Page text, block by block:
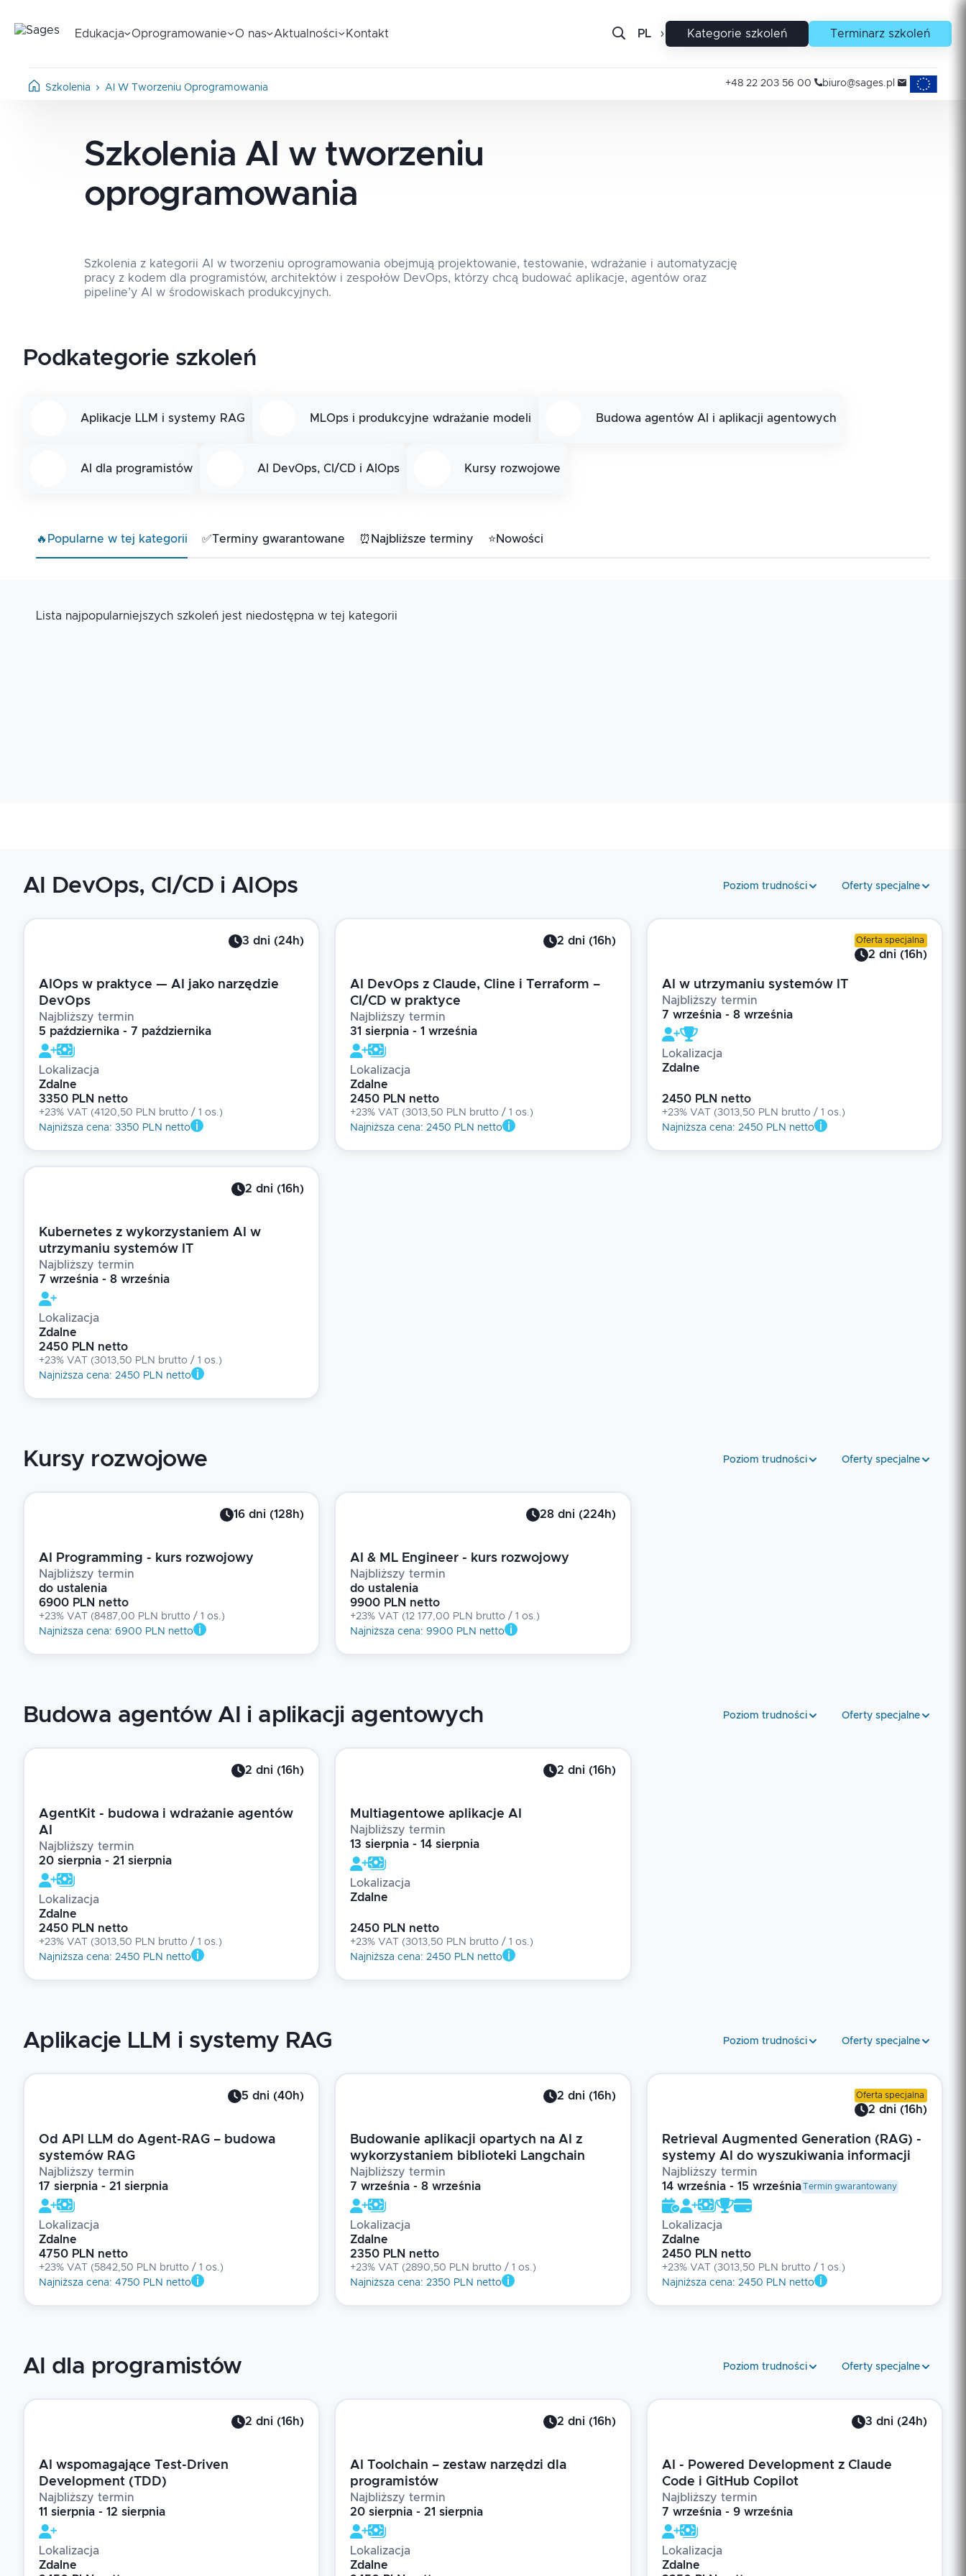
Edukacja Oprogramowanie O nas Aktualności Kontakt PL EN Kategorie szkoleń Terminarz szkoleń
Szkolenia AI W Tworzeniu Oprogramowania +48 22 203 56 00 biuro@sages.pl Projekty
Szkolenia AI w tworzeniu
oprogramowania
Szkolenia z kategorii AI w tworzeniu oprogramowania obejmują projektowanie, testowanie, wdrażanie i automatyzację
pracy z kodem dla programistów, architektów i zespołów DevOps, którzy chcą budować aplikacje, agentów oraz
pipeline’y AI w środowiskach produkcyjnych.
Podkategorie szkoleń
Aplikacje LLM i systemy RAG MLOps i produkcyjne wdrażanie modeli Budowa agentów AI i aplikacji agentowych
AI dla programistów AI DevOps, CI/CD i AIOps Kursy rozwojowe
🔥 Popularne w tej kategorii ✅Terminy gwarantowane ⏰ Najbliższe terminy ⭐ Nowości
Lista najpopularniejszych szkoleń jest niedostępna w tej kategorii
AI DevOps, CI/CD i AIOps Poziom trudności Oferty specjalne
3 dni (24h)
AIOps w praktyce — AI jako narzędzie
DevOps
Najbliższy termin
5 października - 7 października
Lokalizacja
Zdalne
3350 PLN netto
+23% VAT (4120,50 PLN brutto / 1 os.)
Najniższa cena: 3350 PLN netto
2 dni (16h)
AI DevOps z Claude, Cline i Terraform –
CI/CD w praktyce
Najbliższy termin
31 sierpnia - 1 września
Lokalizacja
Zdalne
2450 PLN netto
+23% VAT (3013,50 PLN brutto / 1 os.)
Najniższa cena: 2450 PLN netto
Oferta specjalna
2 dni (16h)
AI w utrzymaniu systemów IT
Najbliższy termin
7 września - 8 września
Lokalizacja
Zdalne
2450 PLN netto
+23% VAT (3013,50 PLN brutto / 1 os.)
Najniższa cena: 2450 PLN netto
2 dni (16h)
Kubernetes z wykorzystaniem AI w
utrzymaniu systemów IT
Najbliższy termin
7 września - 8 września
Lokalizacja
Zdalne
2450 PLN netto
+23% VAT (3013,50 PLN brutto / 1 os.)
Najniższa cena: 2450 PLN netto
Kursy rozwojowe Poziom trudności Oferty specjalne
16 dni (128h)
AI Programming - kurs rozwojowy
Najbliższy termin
do ustalenia
6900 PLN netto
+23% VAT (8487,00 PLN brutto / 1 os.)
Najniższa cena: 6900 PLN netto
28 dni (224h)
AI & ML Engineer - kurs rozwojowy
Najbliższy termin
do ustalenia
9900 PLN netto
+23% VAT (12 177,00 PLN brutto / 1 os.)
Najniższa cena:9900 PLN netto
Budowa agentów AI i aplikacji agentowych Poziom trudności Oferty specjalne
2 dni (16h)
AgentKit - budowa i wdrażanie agentów
AI
Najbliższy termin
20 sierpnia - 21 sierpnia
Lokalizacja
Zdalne
2450 PLN netto
+23% VAT (3013,50 PLN brutto / 1 os.)
Najniższa cena: 2450 PLN netto
2 dni (16h)
Multiagentowe aplikacje AI
Najbliższy termin
13 sierpnia - 14 sierpnia
Lokalizacja
Zdalne
2450 PLN netto
+23% VAT (3013,50 PLN brutto / 1 os.)
Najniższa cena: 2450 PLN netto
Aplikacje LLM i systemy RAG Poziom trudności Oferty specjalne
5 dni (40h)
Od API LLM do Agent-RAG – budowa
systemów RAG
Najbliższy termin
17 sierpnia - 21 sierpnia
Lokalizacja
Zdalne
4750 PLN netto
+23% VAT (5842,50 PLN brutto / 1 os.)
Najniższa cena: 4750 PLN netto
2 dni (16h)
Budowanie aplikacji opartych na AI z
wykorzystaniem biblioteki Langchain
Najbliższy termin
7 września - 8 września
Lokalizacja
Zdalne
2350 PLN netto
+23% VAT (2890,50 PLN brutto / 1 os.)
Najniższa cena: 2350 PLN netto
Oferta specjalna
2 dni (16h)
Retrieval Augmented Generation (RAG) -
systemy AI do wyszukiwania informacji
Najbliższy termin
14 września - 15 wrześniaTermin gwarantowany
Lokalizacja
Zdalne
2450 PLN netto
+23% VAT (3013,50 PLN brutto / 1 os.)
Najniższa cena: 2450 PLN netto
AI dla programistów Poziom trudności Oferty specjalne
2 dni (16h)
AI wspomagające Test-Driven
Development (TDD)
Najbliższy termin
11 sierpnia - 12 sierpnia
Lokalizacja
Zdalne
2 dni (16h)
AI Toolchain – zestaw narzędzi dla
programistów
Najbliższy termin
20 sierpnia - 21 sierpnia
Lokalizacja
Zdalne
3 dni (24h)
AI - Powered Development z Claude
Code i GitHub Copilot
Najbliższy termin
7 września - 9 września
Lokalizacja
Zdalne